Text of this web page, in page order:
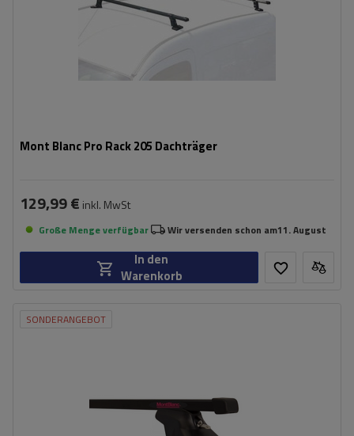
Mont Blanc Pro Rack 205 Dachträger
129,99 € inkl. MwSt
Große Menge verfügbar Wir versenden schon am11. August
In den
Warenkorb
SONDERANGEBOT